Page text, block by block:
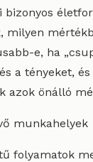
milyen
e, ha
a tényeket,
azok önálló
munkahelyek
folyamatok